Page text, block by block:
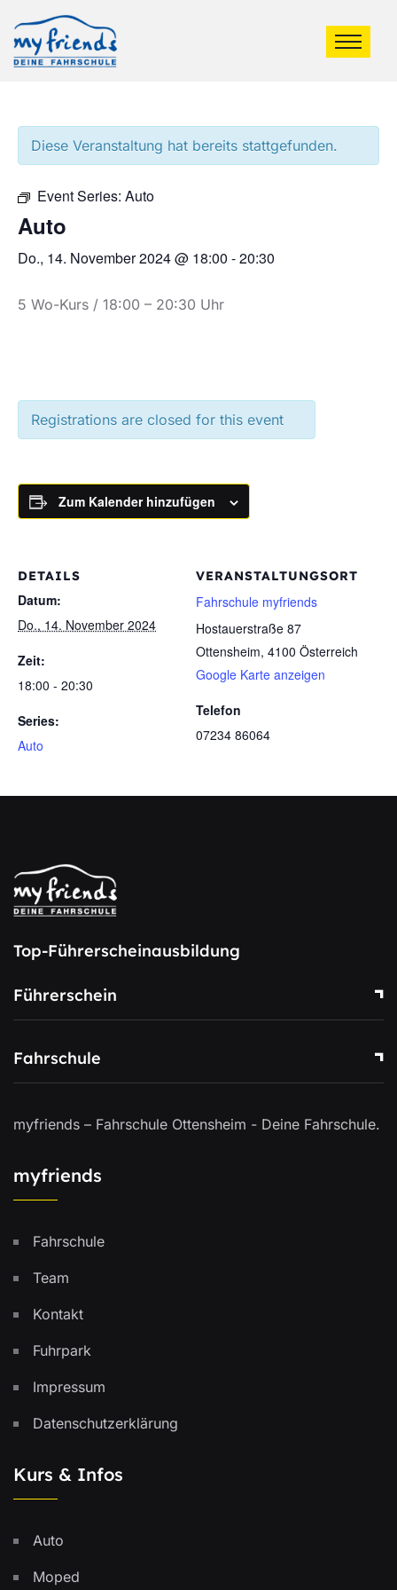
Diese Veranstaltung hat bereits stattgefunden.
Event Series: Auto
Auto
Do., 14. November 2024 @ 18:00 -20:30
5 Wo-Kurs / 18:00 – 20:30 Uhr
Registrations are closed for this event
Zum Kalender hinzufügen
DETAILS
Datum:
Do., 14. November 2024
Zeit:
18:00 - 20:30
Series:
Auto
VERANSTALTUNGSORT
Fahrschule myfriends
Hostauerstraße 87
Ottensheim, 4100 Österreich
Google Karte anzeigen
Telefon
07234 86064
Top-Führerscheinausbildung
Führerschein
Fahrschule
myfriends – Fahrschule Ottensheim - Deine Fahrschule.
myfriends
Fahrschule
Team
Kontakt
Fuhrpark
Impressum
Datenschutzerklärung
Kurs & Infos
Auto
Moped